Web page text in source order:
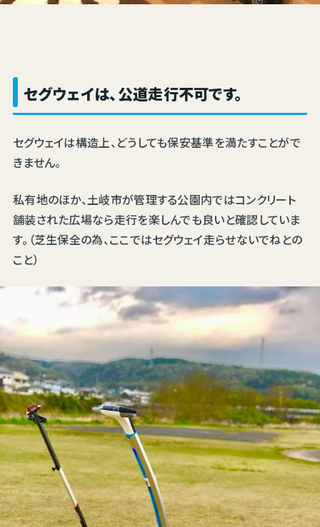
セグウェイは、公道走行不可です。
セグウェイは構造上、どうしても保安基準を満たすことがで
きません。
私有地のほか、土岐市が管理する公園内ではコンクリート
舗装された広場なら走行を楽しんでも良いと確認していま
す。（芝生保全の為、ここではセグウェイ走らせないでねとの
こと）